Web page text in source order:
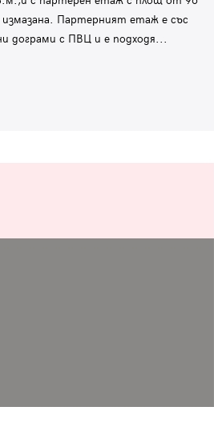
Партерният етаж е със
дограми с ПВЦ и е подходя...